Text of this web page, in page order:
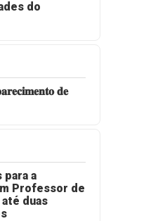
do
𝐝𝐞
a
Professor de
duas